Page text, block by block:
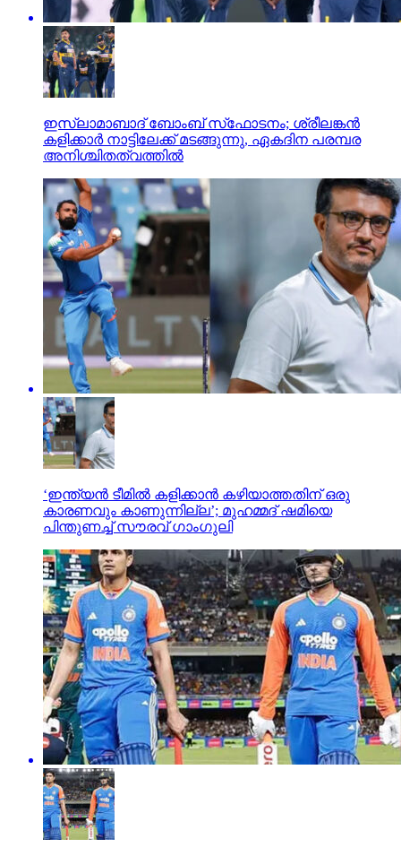
ഇസ്ലാമാബാദ് ബോംബ് സ്‌ഫോടനം; ശ്രീലങ്കന്‍
കളിക്കാര്‍ നാട്ടിലേക്ക് മടങ്ങുന്നു, ഏകദിന പരമ്പര
അനിശ്ചിതത്വത്തില്‍
‘ഇന്ത്യന്‍ ടീമില്‍ കളിക്കാന്‍ കഴിയാത്തതിന് ഒരു
കാരണവും കാണുന്നില്ല’; മുഹമ്മദ് ഷമിയെ
പിന്തുണച്ച് സൗരവ് ഗാംഗുലി